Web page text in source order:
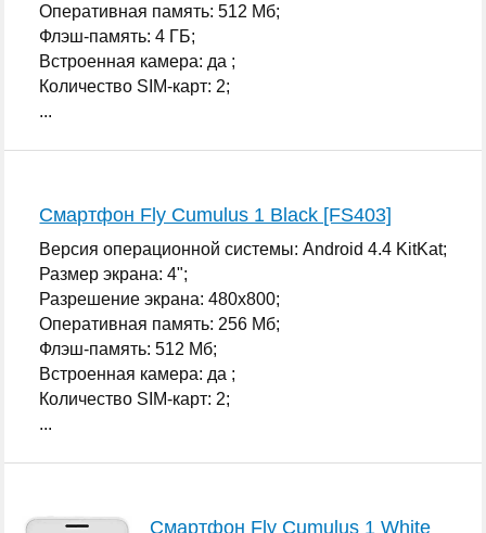
Оперативная память: 512 Мб;
Флэш-память: 4 ГБ;
Встроенная камера: да ;
Количество SIM-карт: 2;
...
Смартфон Fly Cumulus 1 Black [FS403]
Версия операционной системы: Android 4.4 KitKat;
Размер экрана: 4";
Разрешение экрана: 480x800;
Оперативная память: 256 Мб;
Флэш-память: 512 Мб;
Встроенная камера: да ;
Количество SIM-карт: 2;
...
Смартфон Fly Cumulus 1 White